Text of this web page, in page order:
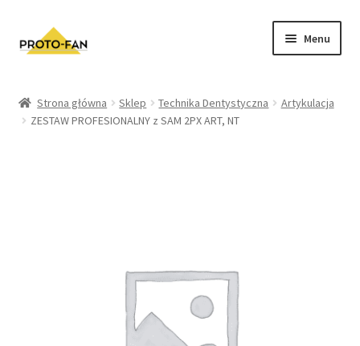
Menu
Kursy Stomatologiczne
Strona główna Sklep Technika Dentystyczna
Artykulacja
ZESTAW PROFESIONALNY z SAM 2PX ART, NT